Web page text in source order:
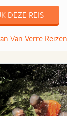
DEZE REIS
Van Verre Reizen